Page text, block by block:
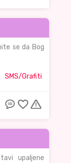
se da Bog
SMS/Grafiti
upaljene